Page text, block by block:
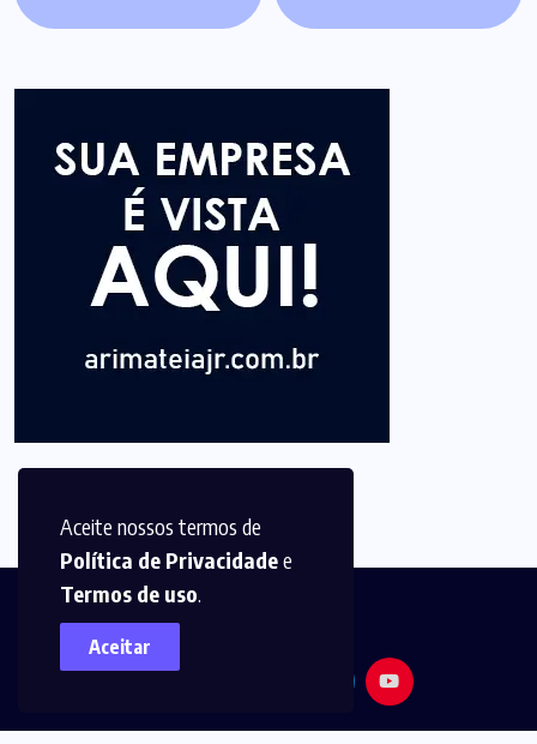
Aceite nossos termos de
Política de Privacidadee
Termos de uso.
Aceitar